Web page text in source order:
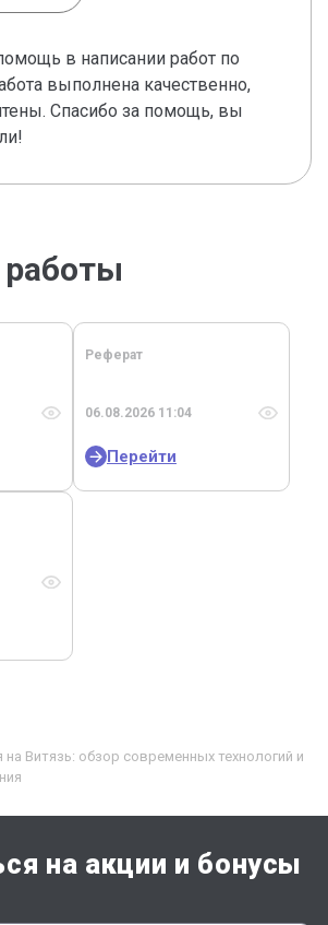
в написании работ по
выполнена качественно,
Спасибо за помощь, вы
Реферат
06.08.2026 11:04
Перейти
на Витязь: обзор современных технологий и
на акции и бонусы